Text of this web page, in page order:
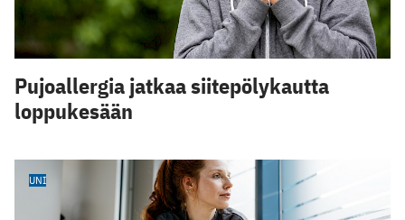
Pujoallergia jatkaa siitepölykautta
loppukesään
UNI